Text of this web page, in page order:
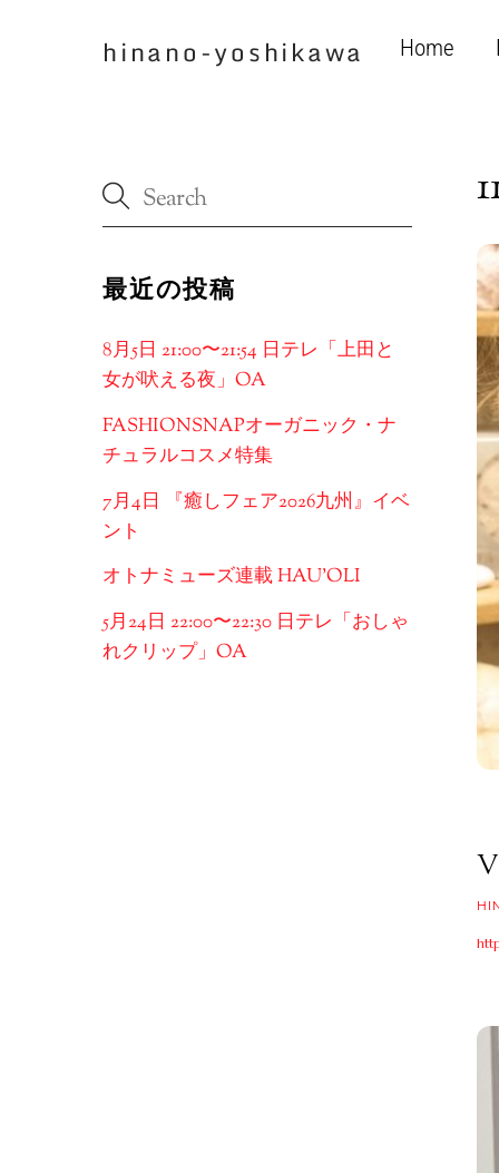
hinano-yoshikawa Home
最近の投稿
8月5日 21:00〜21:54 日テレ「上田と
女が吠える夜」OA
FASHIONSNAPオーガニック・ナ
チュラルコスメ特集
7月4日 『癒しフェア2026九州』イベ
ント
オトナミューズ連載 HAU’OLI
5月24日 22:00〜22:30 日テレ「おしゃ
れクリップ」OA